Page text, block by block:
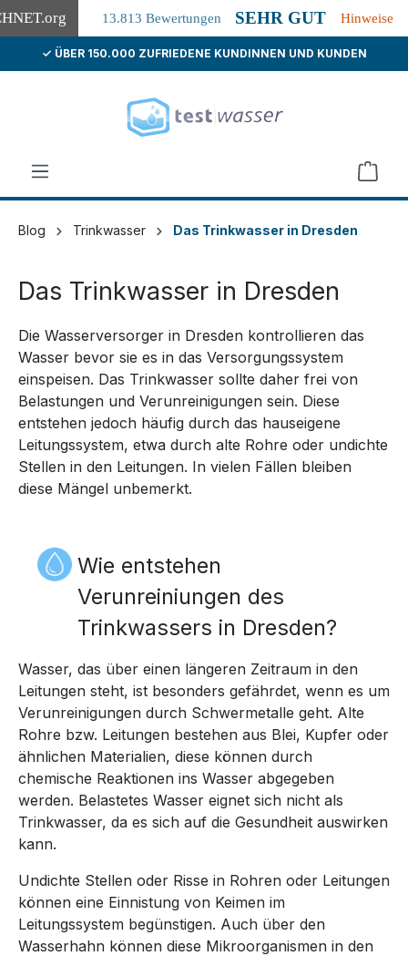
.org 13.813 Bewertungen SEHR GUT Hinweise
springen
✓ ÜBER 150.000 ZUFRIEDENE KUNDINNEN UND KUNDEN
Blog Trinkwasser Das Trinkwasser in Dresden
Das Trinkwasser in Dresden
Die Wasserversorger in Dresden kontrollieren das
Wasser bevor sie es in das Versorgungssystem
einspeisen. Das Trinkwasser sollte daher frei von
Belastungen und Verunreinigungen sein. Diese
entstehen jedoch häufig durch das hauseigene
Leitungssystem, etwa durch alte Rohre oder undichte
Stellen in den Leitungen. In vielen Fällen bleiben
diese Mängel unbemerkt.
Wie entstehen
Verunreiniungen des
Trinkwassers in Dresden?
Wasser, das über einen längeren Zeitraum in den
Leitungen steht, ist besonders gefährdet, wenn es um
Verunreinigungen durch Schwermetalle geht. Alte
Rohre bzw. Leitungen bestehen aus Blei, Kupfer oder
ähnlichen Materialien, diese können durch
chemische Reaktionen ins Wasser abgegeben
werden. Belastetes Wasser eignet sich nicht als
Trinkwasser, da es sich auf die Gesundheit auswirken
kann.
Undichte Stellen oder Risse in Rohren oder Leitungen
können eine Einnistung von Keimen im
Leitungssystem begünstigen. Auch über den
Wasserhahn können diese Mikroorganismen in den